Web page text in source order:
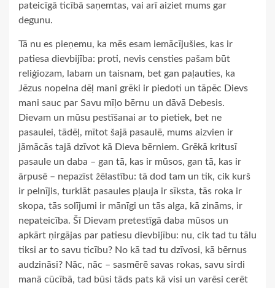
pateicīgā ticībā saņemtas, vai arī aiziet mums gar
degunu.
Tā nu es pieņemu, ka mēs esam iemācījušies, kas ir
patiesa dievbijība: proti, nevis censties pašam būt
reliģiozam, labam un taisnam, bet gan paļauties, ka
Jēzus nopelna dēļ mani grēki ir piedoti un tāpēc Dievs
mani sauc par Savu mīļo bērnu un dāvā Debesis.
Dievam un mūsu pestīšanai ar to pietiek, bet ne
pasaulei, tādēļ, mītot šajā pasaulē, mums aizvien ir
jāmācās tajā dzīvot kā Dieva bērniem. Grēkā kritusī
pasaule un daba – gan tā, kas ir mūsos, gan tā, kas ir
ārpusē – nepazīst žēlastību: tā dod tam un tik, cik kurš
ir pelnījis, turklāt pasaules pļauja ir sīksta, tās roka ir
skopa, tās solījumi ir mānīgi un tās alga, kā zināms, ir
nepateicība. Šī Dievam pretestīgā daba mūsos un
apkārt ņirgājas par patiesu dievbijību: nu, cik tad tu tālu
tiksi ar to savu ticību? No kā tad tu dzīvosi, kā bērnus
audzināsi? Nāc, nāc – sasmērē savas rokas, savu sirdi
manā cūcībā, tad būsi tāds pats kā visi un varēsi cerēt